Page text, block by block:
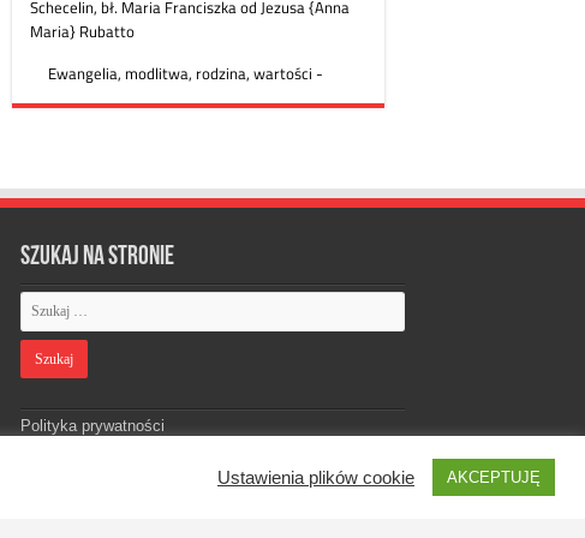
Szukaj na stronie
Polityka prywatności
Ustawienia plików cookie AKCEPTUJĘ